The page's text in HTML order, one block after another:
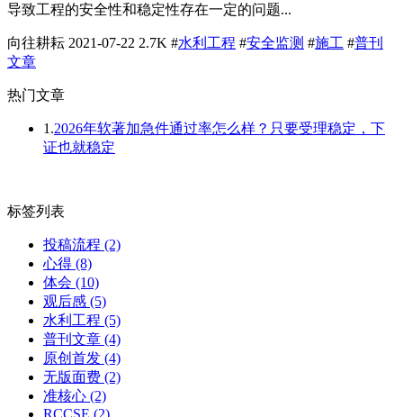
导致工程的安全性和稳定性存在一定的问题...
向往耕耘 2021-07-22 2.7K #水利工程 #安全监测 #施工 #普刊
文章
热门文章
1.2026年软著加急件通过率怎么样？只要受理稳定，下
证也就稳定
标签列表
投稿流程 (2)
心得 (8)
体会 (10)
观后感 (5)
水利工程 (5)
普刊文章 (4)
原创首发 (4)
无版面费 (2)
准核心 (2)
RCCSE (2)